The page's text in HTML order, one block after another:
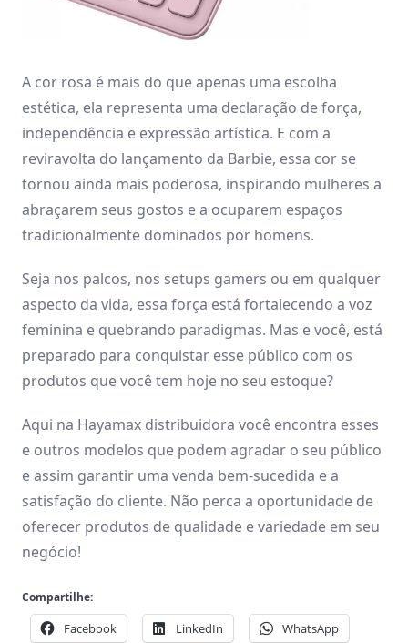
A cor rosa é mais do que apenas uma escolha
estética, ela representa uma declaração de força,
independência e expressão artística. E com a
reviravolta do lançamento da Barbie, essa cor se
tornou ainda mais poderosa, inspirando mulheres a
abraçarem seus gostos e a ocuparem espaços
tradicionalmente dominados por homens.
Seja nos palcos, nos setups gamers ou em qualquer
aspecto da vida, essa força está fortalecendo a voz
feminina e quebrando paradigmas. Mas e você, está
preparado para conquistar esse público com os
produtos que você tem hoje no seu estoque?
Aqui na Hayamax distribuidora você encontra esses
e outros modelos que podem agradar o seu público
e assim garantir uma venda bem-sucedida e a
satisfação do cliente. Não perca a oportunidade de
oferecer produtos de qualidade e variedade em seu
negócio!
Compartilhe:
Facebook LinkedIn WhatsApp